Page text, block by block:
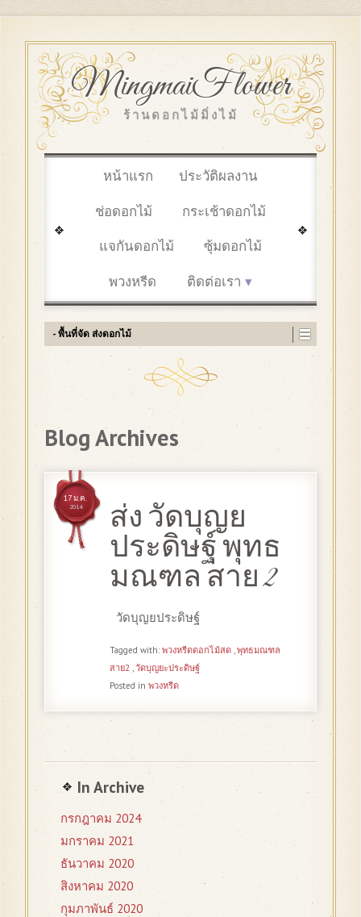
MingmaiFlower
ร้านดอกไม้มิ่งไม้
หน้าแรก
ประวัติผลงาน
ช่อดอกไม้
กระเช้าดอกไม้
แจกันดอกไม้
ซุ้มดอกไม้
พวงหรีด
ติดต่อเรา
- พื้นที่จัด ส่งดอกไม้
Blog Archives
ส่ง วัดบุญย
ประดิษฐ์ พุทธ
มณฑล สาย 2
17 ม.ค.
2014
วัดบุญยประดิษฐ์
Tagged with: พวงหรีดดอกไม้สด ,พุทธมณฑล
สาย2 ,วัดบุญยะประดิษฐ์
Posted in พวงหรีด
In Archive
กรกฎาคม 2024
มกราคม 2021
ธันวาคม 2020
สิงหาคม 2020
กุมภาพันธ์ 2020